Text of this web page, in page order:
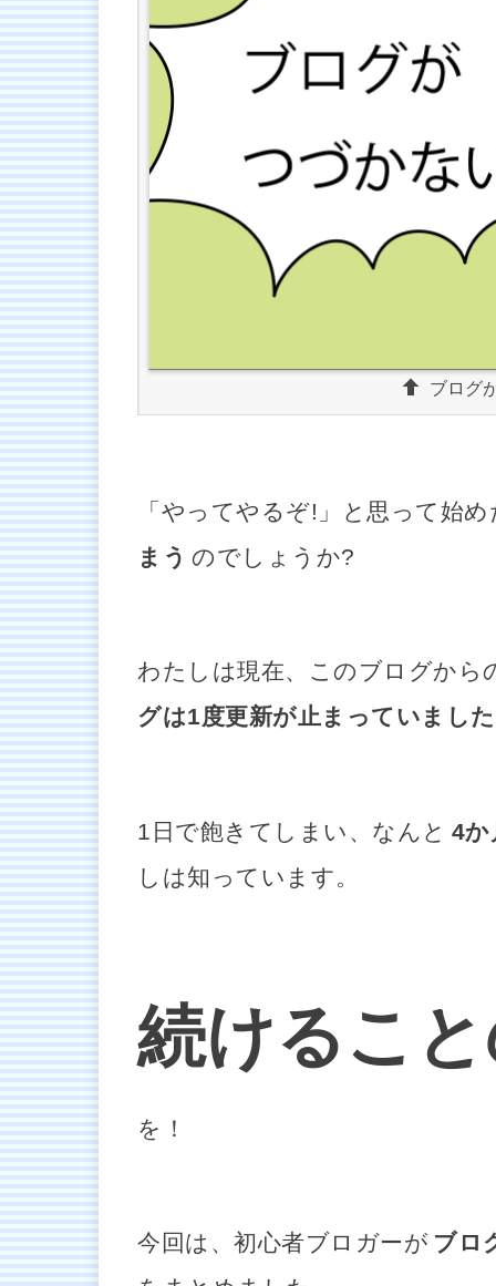
ブログ
「やってやるぞ!」と思って始め
まう のでしょうか?
わたしは現在、このブログから
グは1度更新が止まっていました
1日で飽きてしまい、なんと 4か
しは知っています。
続けるこ
を！
今回は、初心者ブロガーが ブロ